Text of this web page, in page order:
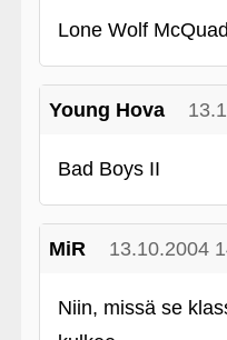
Lone Wolf
Young Hova
Bad Boys II
MiR 13.10.2004
Niin, missä se